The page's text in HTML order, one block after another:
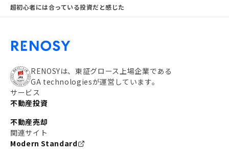
超初心者には合っている投資だと感じた
RENOSYは、東証グロース上場企業である
GA technologiesが運営しています。
サービス
不動産投資
不動産売却
関連サイト
Modern Standard